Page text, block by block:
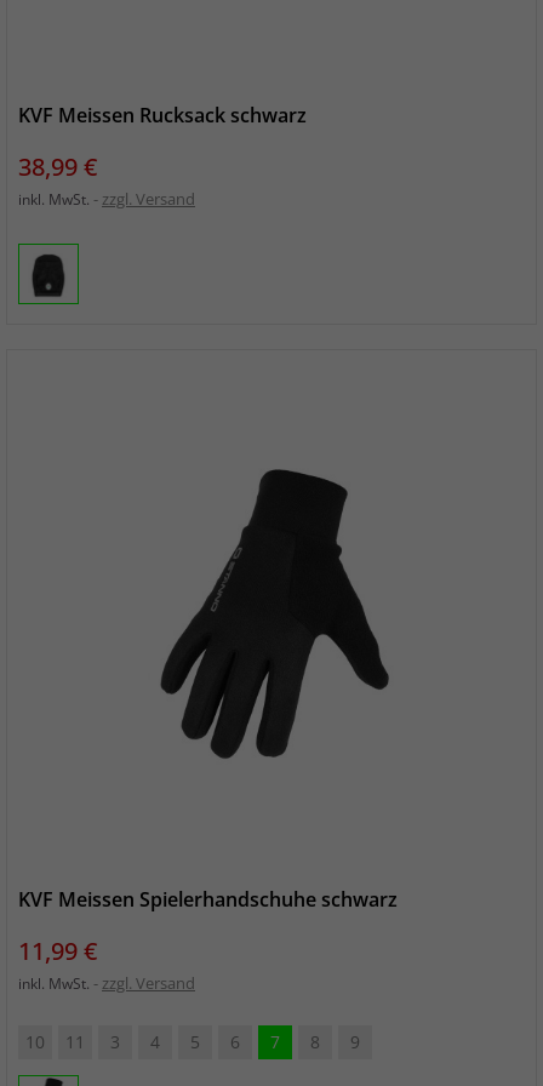
KVF Meissen Rucksack schwarz
Preis
38,99 €
inkl. MwSt. zzgl. Versand
KVF Meissen Spielerhandschuhe schwarz
Preis
11,99 €
inkl. MwSt. zzgl. Versand
10 11 3 4 5 6 7 8 9